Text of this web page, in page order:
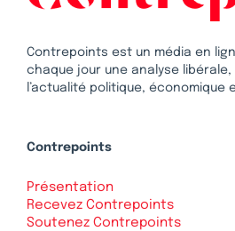
Contrepoints est un média en
chaque jour une analyse
l’actualité politique, économique
Contrepoints
Présentation
Recevez Contrepoints
Soutenez Contrepoints